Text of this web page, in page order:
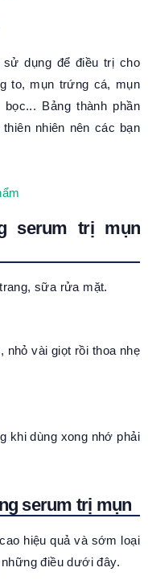
sử dụng để điều trị cho
to, mụn trứng cá, mụn
Bảng thành phần
nhiên nên các bạn
serum trị mụn
sữa rửa mặt.
nhỏ vài giọt rồi thoa nhẹ
khi dùng xong nhớ phải
serum trị mụn
hiệu quả và sớm loại
điều dưới đây.